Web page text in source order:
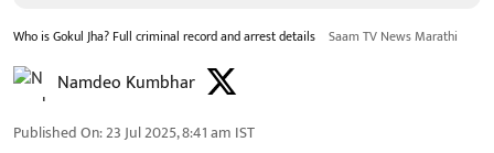
Who is Gokul Jha? Full criminal record and arrest details Saam TV News Marathi
Namdeo Kumbhar
Published On:23 Jul 2025, 8:41 am IST